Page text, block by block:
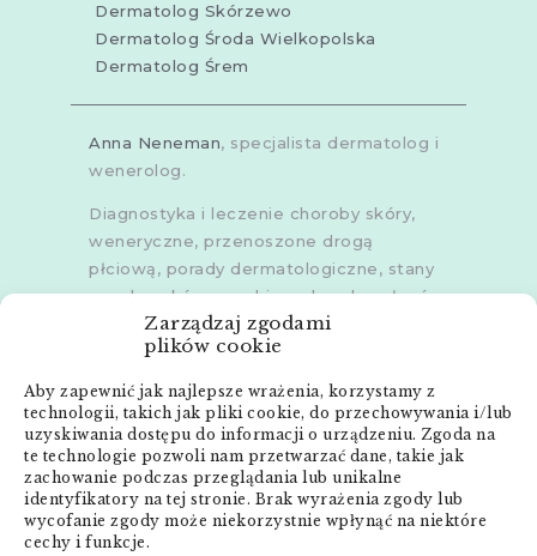
Zarządzaj zgodami
plików cookie
Aby zapewnić jak najlepsze wrażenia, korzystamy z
technologii, takich jak pliki cookie, do przechowywania i/lub
uzyskiwania dostępu do informacji o urządzeniu. Zgoda na
te technologie pozwoli nam przetwarzać dane, takie jak
zachowanie podczas przeglądania lub unikalne
identyfikatory na tej stronie. Brak wyrażenia zgody lub
wycofanie zgody może niekorzystnie wpłynąć na niektóre
cechy i funkcje.
Dermatolog Skórzewo
Dermatolog Środa Wielkopolska
Dermatolog Śrem
Anna Neneman, specjalista dermatolog i
wenerolog.
Diagnostyka i leczenie choroby skóry,
weneryczne, przenoszone drogą
płciową, porady dermatologiczne, stany
zapalne skóry, grzybice, choroby włosów,
dermoskopia, trichoskopia, u dorosłych i
Gabinety wPoznaniu,Poznaniu -
Złotowska,Skórzewie,Środzie
WielkopolskiejiŚremie
Menu:
Strona główna